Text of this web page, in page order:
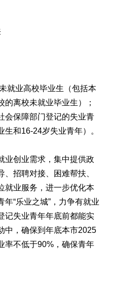
业高校毕业生（包括本
离校未就业毕业生）；
保障部门登记的失业青
和16-24岁失业青年）。
创业需求，集中提供政
招聘对接、困难帮扶、
就业服务，进一步优化本
“乐业之城”，力争有就业
记失业青年年底前都能实
中，确保到年底本市2025
率不低于90%，确保青年